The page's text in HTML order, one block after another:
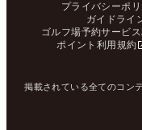
プライバシーポ
ガイドライ
ゴルフ場予約サービ
ポイント利用規約
掲載されている全てのコン